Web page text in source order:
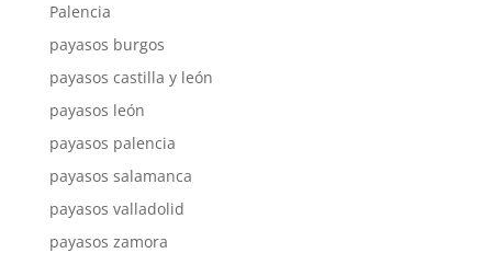
Palencia
payasos burgos
payasos castilla y león
payasos león
payasos palencia
payasos salamanca
payasos valladolid
payasos zamora